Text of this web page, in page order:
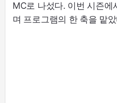
MC로 나섰다. 이번 시즌에
며 프로그램의 한 축을 맡